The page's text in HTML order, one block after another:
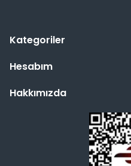
Kategoriler
Hesabım
Hakkımızda